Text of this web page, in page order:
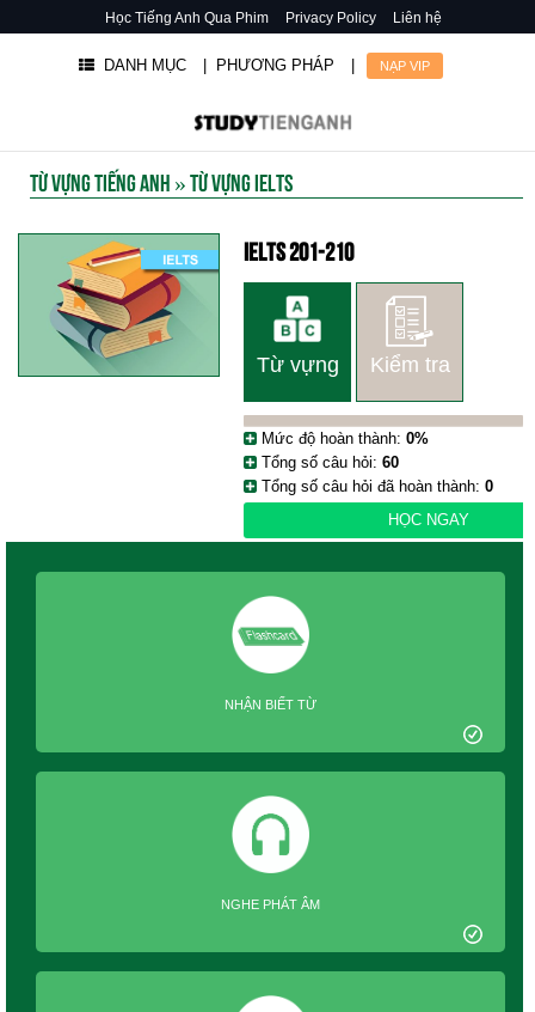
Học Tiếng Anh Qua Phim Privacy Policy Liên hệ
DANH MỤC | PHƯƠNG PHÁP NẠP VIP
TỪ VỰNG TIẾNG ANH »TỪ VỰNG IELTS
IELTS 201-210
Từ vựng Kiểm tra
Mức độ hoàn thành:0%
Tổng số câu hỏi:60
Tổng số câu hỏi đã hoàn thành:0
HỌC NGAY
NHẬN BIẾT TỪ
NGHE PHÁT ÂM